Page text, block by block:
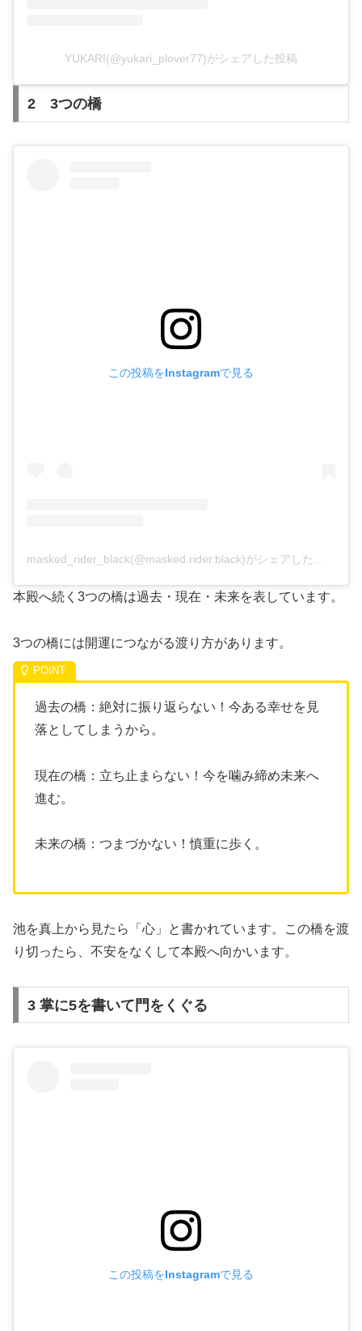
YUKARI(@yukari_plover77)がシェアした投稿
2 3つの橋
この投稿をInstagramで見る
本殿へ続く3つの橋は過去・現在・未来を表しています。
3つの橋には開運につながる渡り方があります。
過去の橋：絶対に振り返らない！今ある幸せを見
落としてしまうから。
現在の橋：立ち止まらない！今を噛み締め未来へ
進む。
未来の橋：つまづかない！慎重に歩く。
池を真上から見たら「心」と書かれています。この橋を渡
り切ったら、不安をなくして本殿へ向かいます。
3 掌に5を書いて門をくぐる
この投稿をInstagramで見る